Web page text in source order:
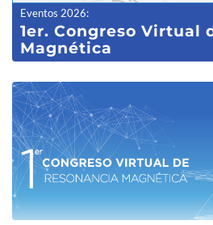
Eventos 2026:
1er. Congreso Virtual
Magnética